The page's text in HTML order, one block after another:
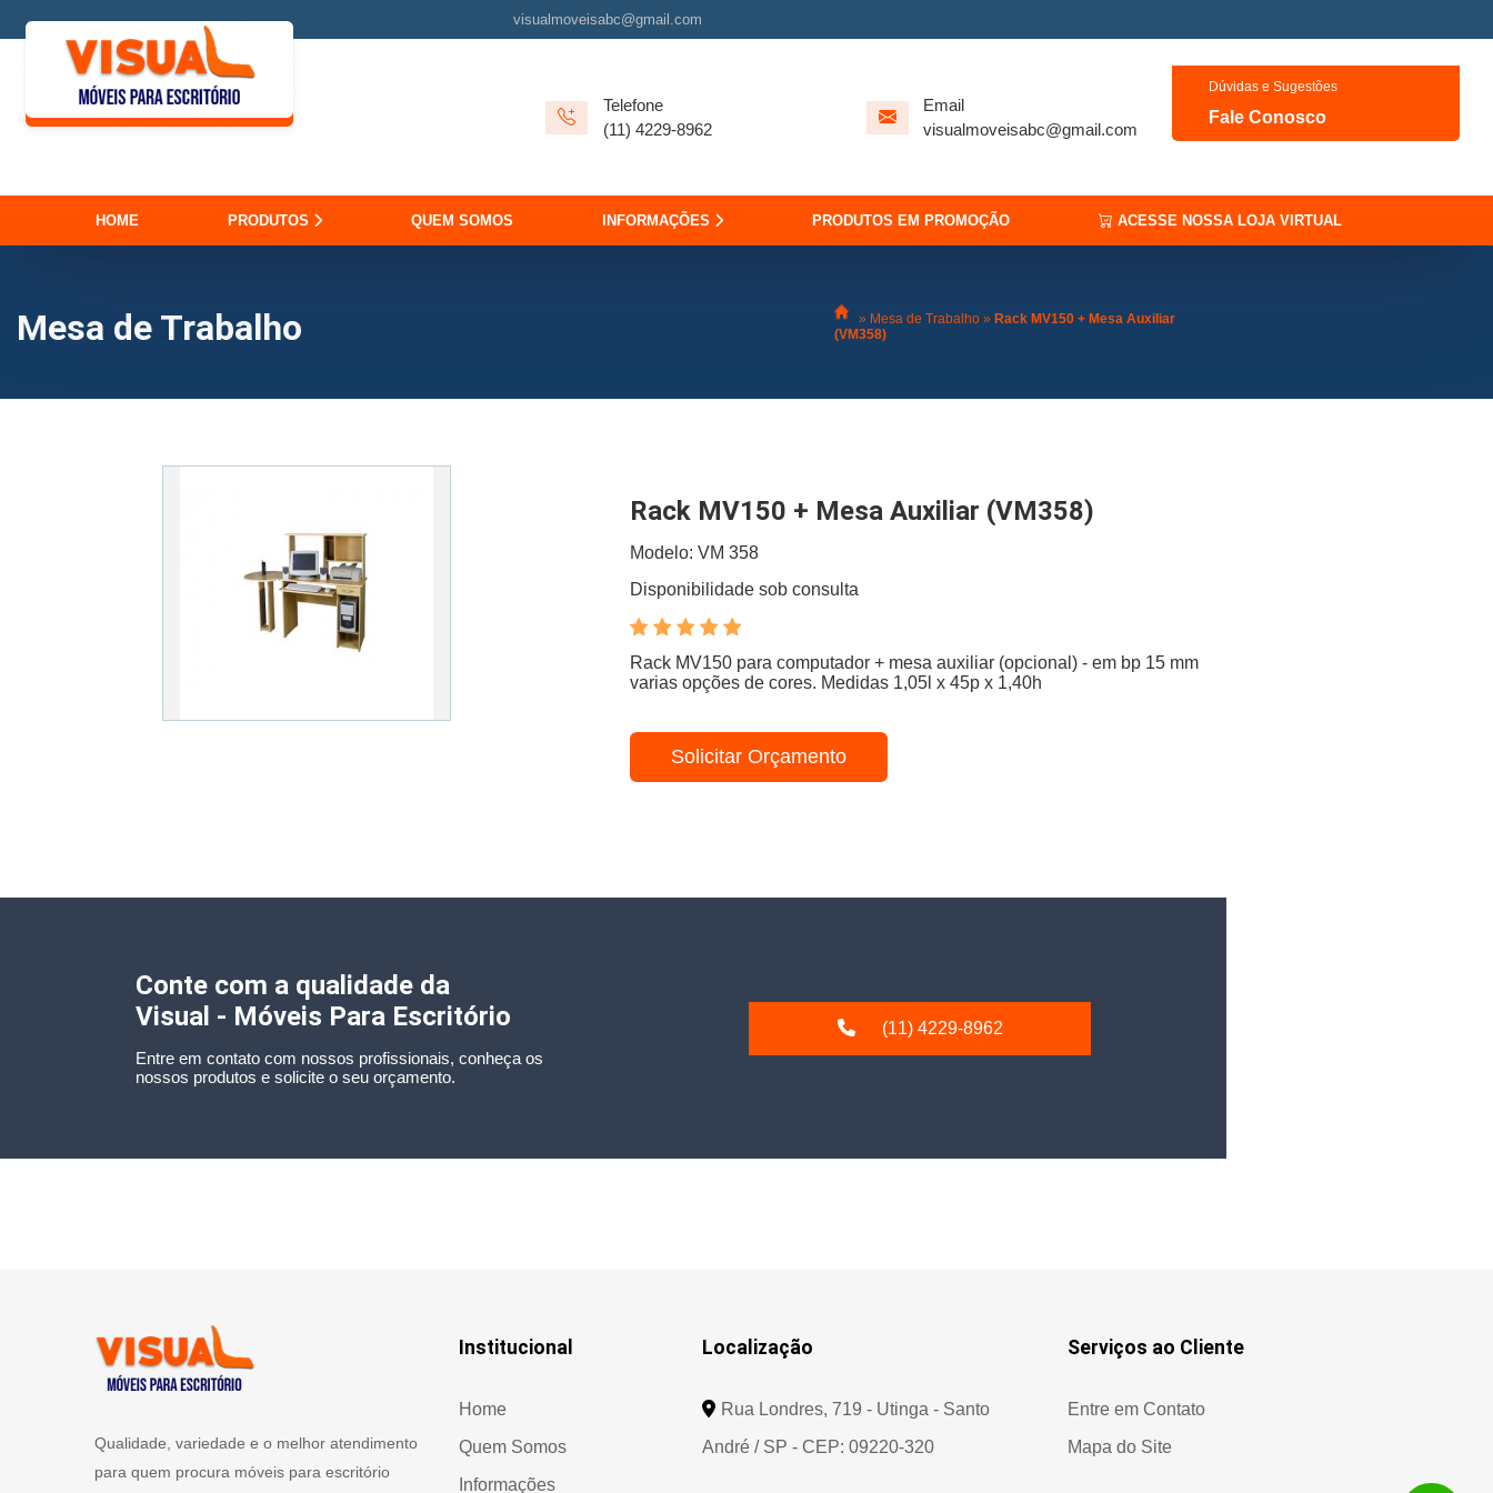
visualmoveisabc@gmail.com
Telefone
(11) 4229-8962
Email
visualmoveisabc@gmail.com
Dúvidas e Sugestões
Fale Conosco
HOME PRODUTOS QUEM SOMOS INFORMAÇÕES PRODUTOS EM PROMOÇÃO ACESSE NOSSA LOJA VIRTUAL
Mesa de Trabalho » Mesa de Trabalho » Rack MV150 + Mesa Auxiliar
(VM358)
Rack MV150 + Mesa Auxiliar (VM358)
Modelo: VM 358
Disponibilidade sob consulta
Rack MV150 para computador + mesa auxiliar (opcional) - em bp 15 mm
varias opções de cores. Medidas 1,05l x 45p x 1,40h
Solicitar Orçamento
Conte com a qualidade da
Visual - Móveis Para Escritório
Entre em contato com nossos profissionais, conheça os
nossos produtos e solicite o seu orçamento.
(11) 4229-8962
Qualidade, variedade e o melhor atendimento
para quem procura móveis para escritório
Institucional
Home
Quem Somos
Informações
Localização
Rua Londres, 719 - Utinga - Santo
André / SP - CEP: 09220-320
Serviços ao Cliente
Entre em Contato
Mapa do Site